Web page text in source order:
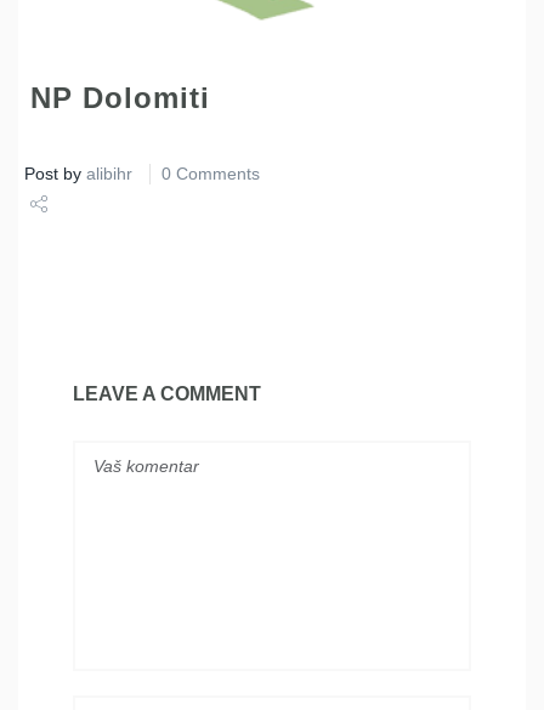
NP Dolomiti
Post by alibihr 0 Comments
LEAVE A COMMENT